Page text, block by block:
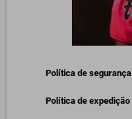
Política de segurança
Política de expedição